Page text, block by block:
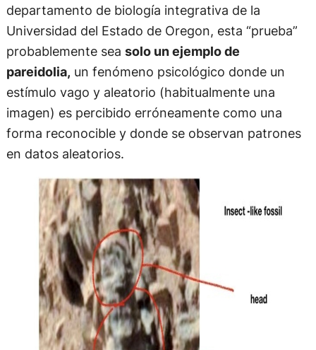
departamento de biología integrativa de la
Universidad del Estado de Oregon, esta “prueba”
probablemente sea solo un ejemplo de
pareidolia, un fenómeno psicológico donde un
estímulo vago y aleatorio (habitualmente una
imagen) es percibido erróneamente como una
forma reconocible y donde se observan patrones
en datos aleatorios.